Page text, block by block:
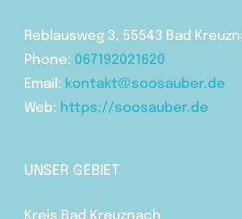
Reblausweg 3, 55543 Bad
Phone: 067192021620
Email: kontakt@soosauber.de
Web: https://soosauber.de
UNSER GEBIET
Kreis Bad Kreuznach